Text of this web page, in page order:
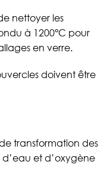
nettoyer les
à 1200°C pour
en verre.
doivent être
transformation des
et d’oxygène